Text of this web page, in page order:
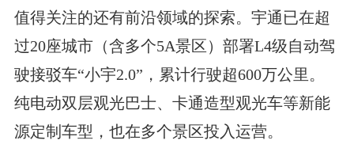
值得关注的还有前沿领域的探索。宇通已在超
过20座城市（含多个5A景区）部署L4级自动驾
驶接驳车“小宇2.0”，累计行驶超600万公里。
纯电动双层观光巴士、卡通造型观光车等新能
源定制车型，也在多个景区投入运营。